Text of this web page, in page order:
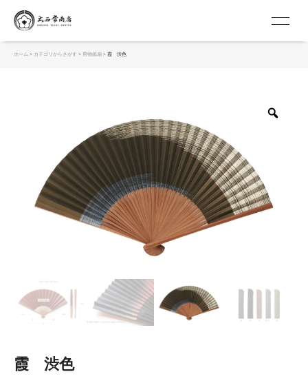
ホーム > カテゴリからさがす > 男物紙扇 > 霞 渋色
霞 渋色